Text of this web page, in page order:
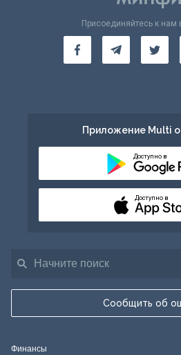
Сообщить об
Присоединяйтесь к нам
Приложение Multi
Доступно в
Доступно в
Финансы